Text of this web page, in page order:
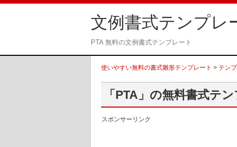
文例書式テンプレ
PTA 無料の文例書式テンプレート
使いやすい無料の書式雛形テンプレート > テン
「PTA」の無料書式テ
スポンサーリンク